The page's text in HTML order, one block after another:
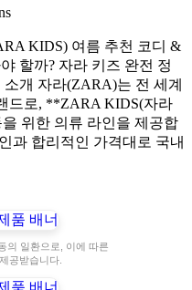
KIDS) 여름 추천 코디 &
할까? 자라 키즈 완전 정
개 자라(ZARA)는 전 세계
드로, **ZARA KIDS(자라
위한 의류 라인을 제공합
과 합리적인 가격대로 국내
의 일환으로, 이에 따른
공받습니다.